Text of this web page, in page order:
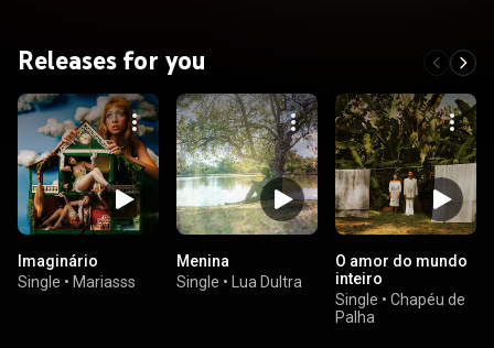
Releases for you
Imaginário
Single • Mariasss
Menina
Single • Lua Dultra
O amor do mundo
inteiro
Single • Chapéu de
Palha